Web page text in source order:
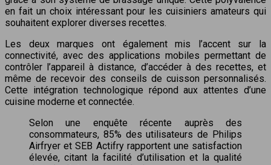
en fait un choix intéressant pour les cuisiniers amateurs qui
souhaitent explorer diverses recettes.
Les deux marques ont également mis l’accent sur la
connectivité, avec des applications mobiles permettant de
contrôler l’appareil à distance, d’accéder à des recettes, et
même de recevoir des conseils de cuisson personnalisés.
Cette intégration technologique répond aux attentes d’une
cuisine moderne et connectée.
Selon une enquête récente auprès des
consommateurs, 85% des utilisateurs de Philips
Airfryer et SEB Actifry rapportent une satisfaction
élevée, citant la facilité d’utilisation et la qualité